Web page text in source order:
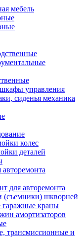
мебель
управления
сиденья механика
колес
деталей
для авторемонта
(съемники) шкворней
гаражные краны
амортизаторов
трансмиссионные и